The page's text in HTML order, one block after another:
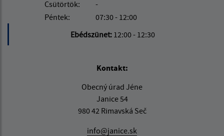
Csütörtök:
-
Péntek:
07:30 - 12:00
Ebédszünet: 12:00 - 12:30
Kontakt:
Obecný úrad Jéne
Janice 54
980 42 Rimavská Seč
info@janice.sk